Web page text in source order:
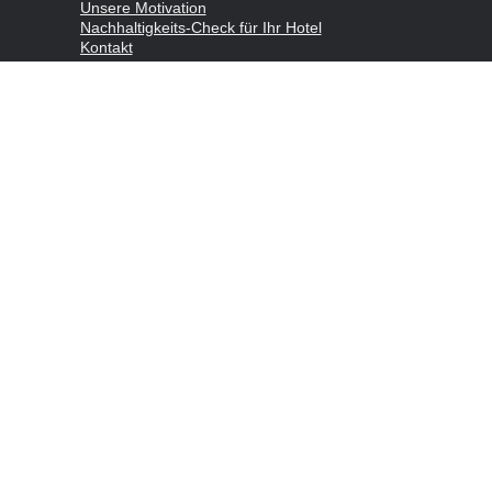
Unsere Motivation
Nachhaltigkeits-Check für Ihr Hotel
Kontakt
Impressum